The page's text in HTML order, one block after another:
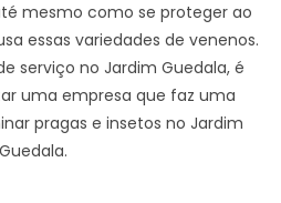
mesmo como se proteger ao
essas variedades de venenos.
serviço no Jardim Guedala, é
uma empresa que faz uma
pragas e insetos no Jardim
Guedala.